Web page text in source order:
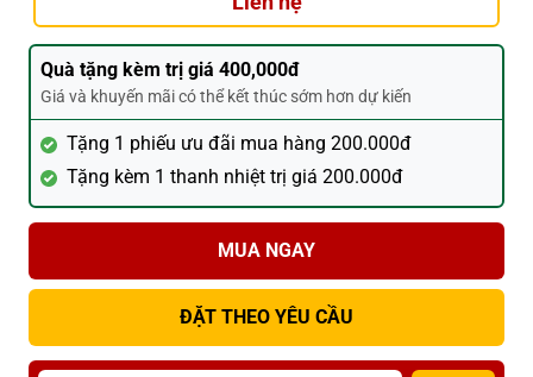
Quà tặng kèm trị giá 400,000đ
Giá và khuyến mãi có thể kết thúc sớm hơn dự kiến
Tặng 1 phiếu ưu đãi mua hàng 200.000đ
Tặng kèm 1 thanh nhiệt trị giá 200.000đ
MUA NGAY
ĐẶT THEO YÊU CẦU